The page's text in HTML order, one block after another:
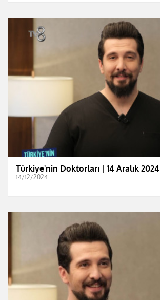
Türkiye'nin Doktorları | 14 Aralık 2024
14/12/2024